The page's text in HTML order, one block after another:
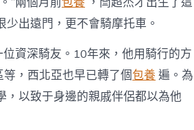
出遠門，更不會騎摩托車。
資深騎友。10年來，他用騎行的方
，西北亞也早已轉了個包養 遍。為
，以致于身邊的親戚伴侶都以為他